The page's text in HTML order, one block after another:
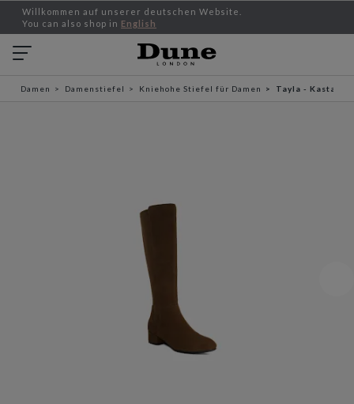
Willkommen auf unserer deutschen Website.
You can also shop in English
Damen Damenstiefel Kniehohe Stiefel für Damen Tayla -